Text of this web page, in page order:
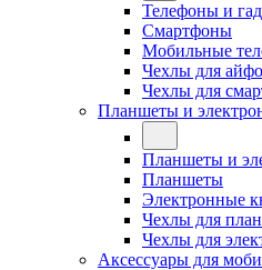
Телефоны и
Смартфоны
Мобильные
Чехлы для
Чехлы для
Планшеты и
Планшеты и
Планшеты
Электронные
Чехлы для
Чехлы для
Аксессуары для